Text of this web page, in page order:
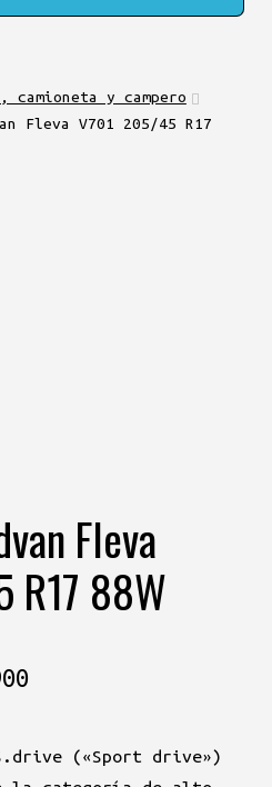
camioneta y campero
Fleva V701 205/45 R17
Fleva
R17 88W
El
actual(«Sport drive»)